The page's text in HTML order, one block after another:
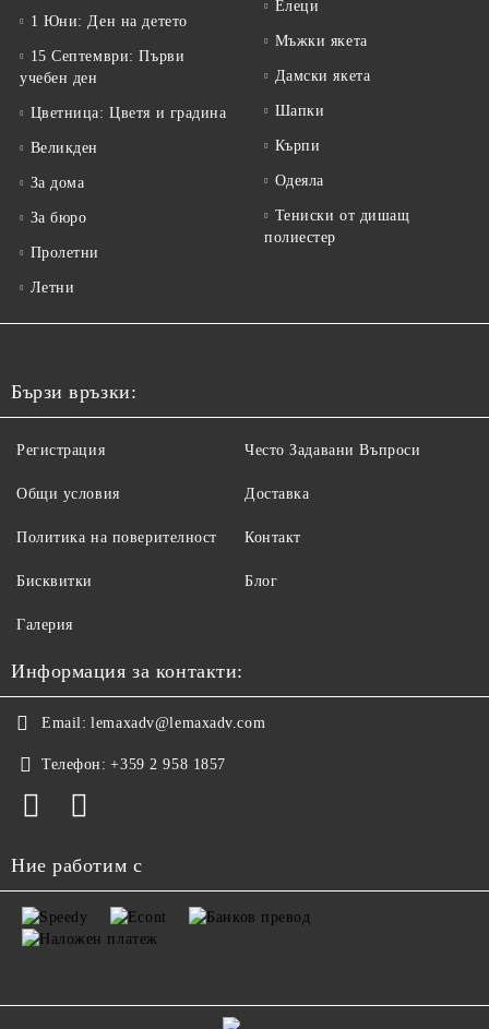
1 Юни: Ден на детето
15 Септември: Първи
учебен ден
Цветница: Цветя и градина
Великден
За дома
За бюро
Пролетни
Летни
Елеци
Мъжки якета
Дамски якета
Шапки
Кърпи
Одеяла
Тениски от дишащ
полиестер
Бързи връзки:
Регистрация
Общи условия
Политика на поверителност
Бисквитки
Често Задавани Въпроси
Доставка
Контакт
Блог
Галерия
Информация за контакти:
Email: lemaxadv@lemaxadv.com
Телефон: +359 2 958 1857
Ние работим с